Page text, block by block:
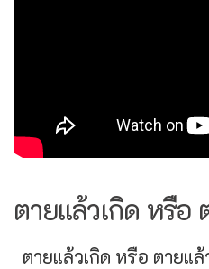
ตายแล้วเกิด หรือ
ตายแล้วเกิด หรือ ตายแ